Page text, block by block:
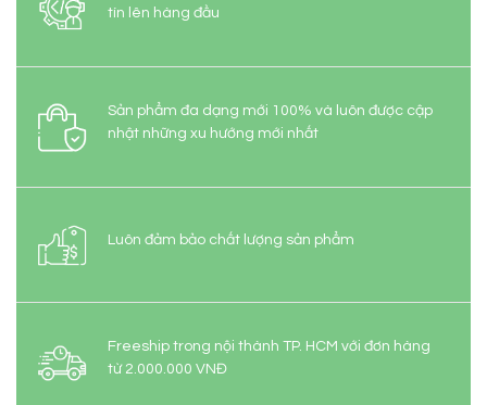
tín lên hàng đầu
Sản phẩm đa dạng mới 100% và luôn được cập
nhật những xu hướng mới nhất
Luôn đảm bảo chất lượng sản phẩm
Freeship trong nội thành TP. HCM với đơn hàng
từ 2.000.000 VNĐ